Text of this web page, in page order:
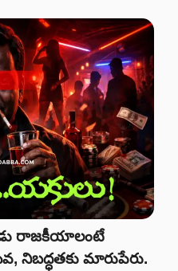
రాజకీయాలంటే
నిబద్ధతకు మారుపేరు.